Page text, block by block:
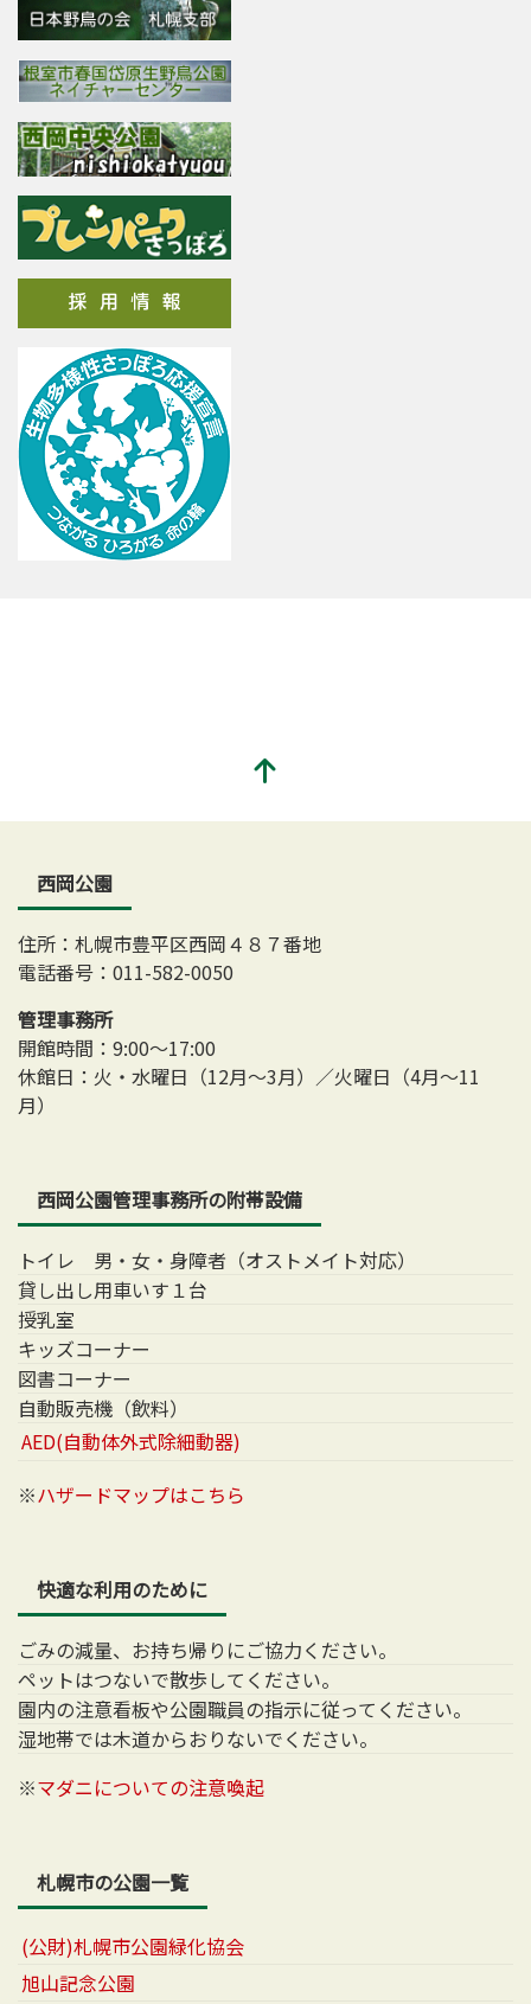
西岡公園
住所：札幌市豊平区西岡４８７番地
電話番号：011-582-0050
管理事務所
開館時間：9:00～17:00
休館日：火・水曜日（12月～3月）／火曜日（4月～11
月）
西岡公園管理事務所の附帯設備
トイレ 男・女・身障者（オストメイト対応）
貸し出し用車いす１台
授乳室
キッズコーナー
図書コーナー
自動販売機（飲料）
AED(自動体外式除細動器)
※ハザードマップはこちら
快適な利用のために
ごみの減量、お持ち帰りにご協力ください。
ペットはつないで散歩してください。
園内の注意看板や公園職員の指示に従ってください。
湿地帯では木道からおりないでください。
※マダニについての注意喚起
札幌市の公園一覧
(公財)札幌市公園緑化協会
旭山記念公園